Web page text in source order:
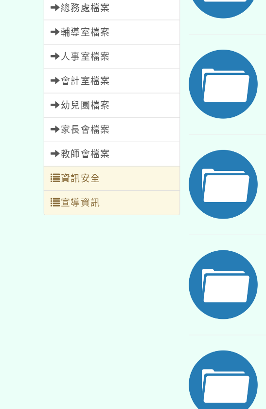
總務處檔案
輔導室檔案
人事室檔案
會計室檔案
幼兒園檔案
家長會檔案
教師會檔案
資訊安全
宣導資訊